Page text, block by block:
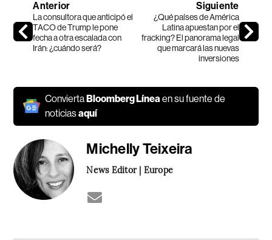
Anterior
La consultora que anticipó el
TACO de Trump le pone
fecha a otra escalada con
Irán: ¿cuándo será?
Siguiente
¿Qué países de América
Latina apuestan por el
fracking? El panorama legal
que marcará las nuevas
inversiones
ConviertaBloomberg Línea en su fuente de
noticiasaquí
Michelly Teixeira
News Editor | Europe